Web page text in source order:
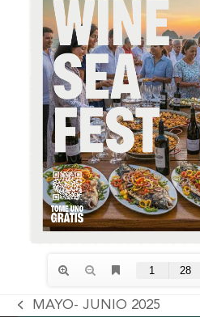
MAYO- JUNIO 2025